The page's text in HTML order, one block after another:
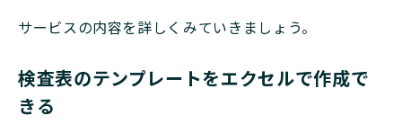
サービスの内容を詳しくみていきましょう。
検査表のテンプレートをエクセルで作成で
きる